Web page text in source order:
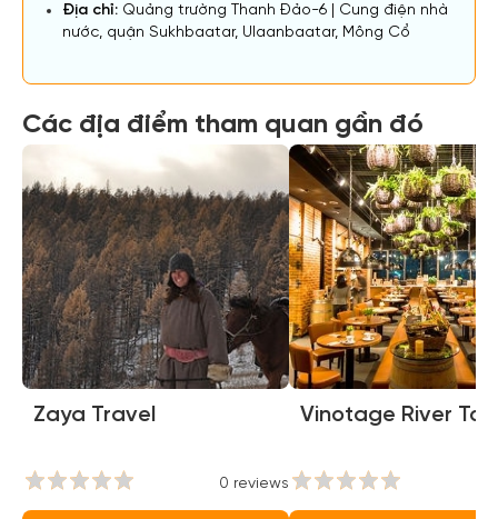
Địa chỉ: Quảng trường Thanh Đảo-6 | Cung điện nhà
nước, quận Sukhbaatar, Ulaanbaatar, Mông Cổ
Các địa điểm tham quan gần đó
Zaya Travel
0 reviews
Vinotage River